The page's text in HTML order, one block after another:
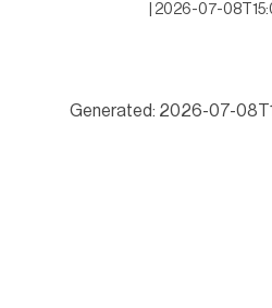
2026-07-
Generated: 2026-07-